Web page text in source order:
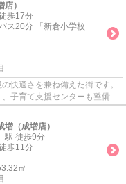
）
歩17分
ス20分 「新倉小学校
快適さを兼ね備えた街です。
子育て支援センターも整備さ
（成増店）
」駅 徒歩9分
歩11分
㎡